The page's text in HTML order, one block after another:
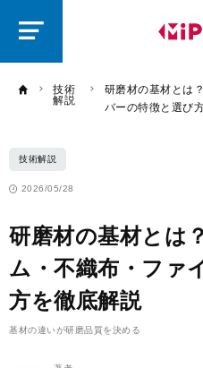
技術
解説
研磨材の基材とは
バーの特徴と選び
技術解説
2026/05/28
研磨材の基材とは
ム・不織布・ファ
方を徹底解説
基材の違いが研磨品質を決める